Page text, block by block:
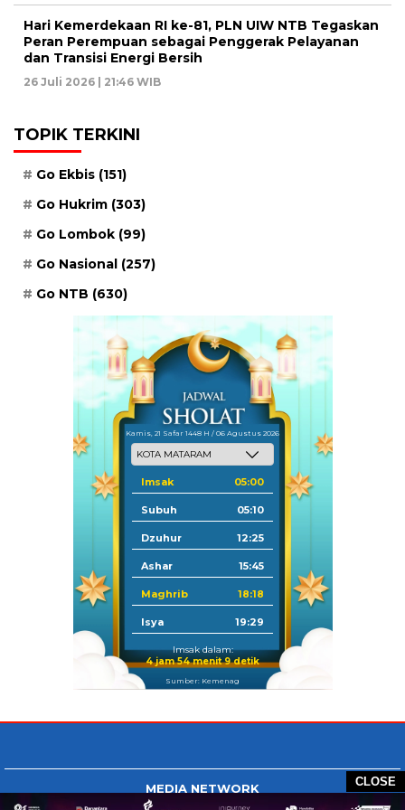
CLOSE
Hari Kemerdekaan RI ke-81, PLN UIW NTB Tegaskan
Peran Perempuan sebagai Penggerak Pelayanan
dan Transisi Energi Bersih
26 Juli 2026 | 21:46 WIB
TOPIK TERKINI
Go Ekbis (151)
Go Hukrim (303)
Go Lombok (99)
Go Nasional (257)
Go NTB (630)
Kamis, 21 Safar 1448 H / 06 Agustus 2026
Imsak 05:00
Subuh 05:10
Dzuhur 12:25
Ashar 15:45
Maghrib 18:18
Isya 19:29
Imsak dalam:
4 jam 54 menit 9 detik
Sumber: Kemenag
MEDIA NETWORK